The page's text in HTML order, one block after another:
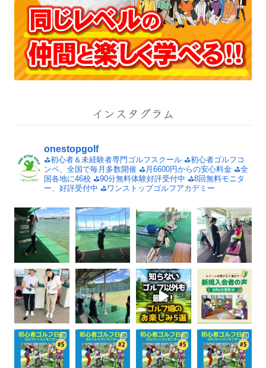
インスタグラム
onestopgolf
⛳️初心者＆未経験者専門ゴルフスクール ⛳️初心者ゴルフコ
ンペ、全国で毎月多数開催 ⛳️月6600円からの安心料金 ⛳️全
国各地に46校 ⛳️90分無料体験好評受付中 ⛳️8回無料モニタ
ー、好評受付中 ⛳️ワンストップゴルフアカデミー